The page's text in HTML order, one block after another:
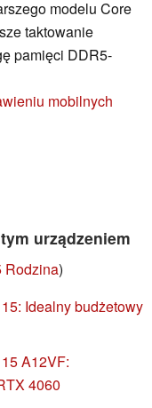
modelu Core
taktowanie
pamięci DDR5-
mobilnych
urządzeniem
Rodzina)
Idealny budżetowy
A12VF:
4060